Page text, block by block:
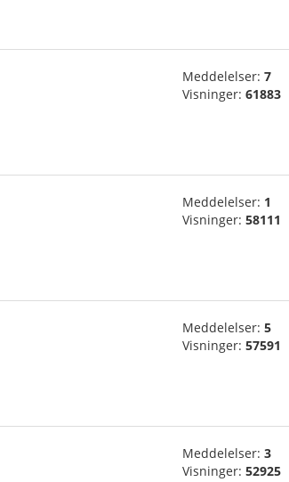
Meddelelser: 7
Visninger: 61883
Meddelelser: 1
Visninger: 58111
Meddelelser: 5
Visninger: 57591
Meddelelser: 3
Visninger: 52925